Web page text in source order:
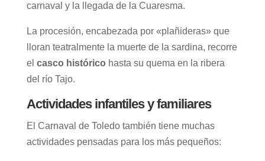
carnaval y la llegada de la Cuaresma.
La procesión, encabezada por «plañideras» que
lloran teatralmente la muerte de la sardina, recorre
el casco histórico hasta su quema en la ribera
del río Tajo.
Actividades infantiles y familiares
El Carnaval de Toledo también tiene muchas
actividades pensadas para los más pequeños: